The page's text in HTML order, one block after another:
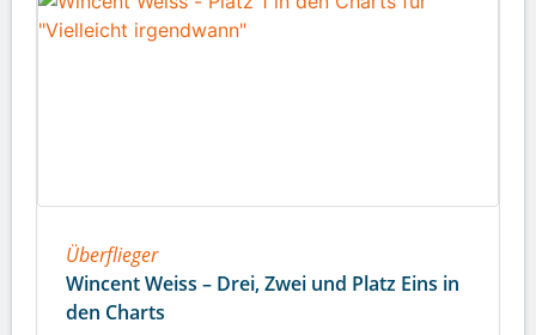
Überflieger
Wincent Weiss – Drei, Zwei und Platz Eins in
den Charts